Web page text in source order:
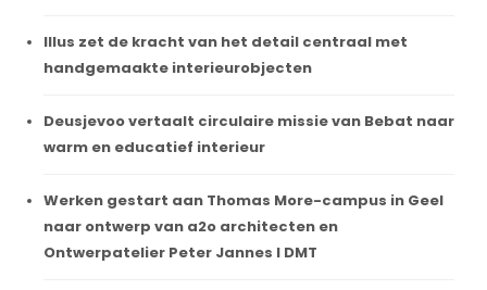
Illus zet de kracht van het detail centraal met
handgemaakte interieurobjecten
Deusjevoo vertaalt circulaire missie van Bebat naar
warm en educatief interieur
Werken gestart aan Thomas More-campus in Geel
naar ontwerp van a2o architecten en
Ontwerpatelier Peter Jannes I DMT